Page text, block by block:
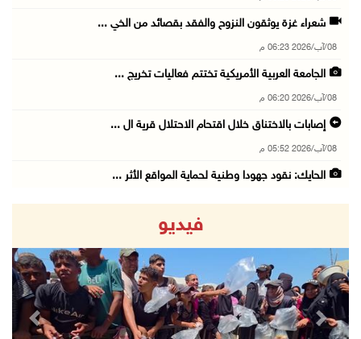
شعراء غزة يوثقون النزوح والفقد بقصائد من الخي ...
08/آب/2026 06:23 م
الجامعة العربية الأمريكية تختتم فعاليات تخريج ...
08/آب/2026 06:20 م
إصابات بالاختناق خلال اقتحام الاحتلال قرية ال ...
08/آب/2026 05:52 م
الحايك: نقود جهودا وطنية لحماية المواقع الأثر ...
أطفال مبتورو الأطراف يتحدّون الألم بكرة القدم ...
08/آب/2026 04:42 م
جلسة لمجلس الأمن بشأن الضفة الغربية الثلاثاء ...
08/آب/2026 04:03 م
50 طفلا وطفلة من القدس يستعدون للمغادرة إلى ا ...
فيديو
Next